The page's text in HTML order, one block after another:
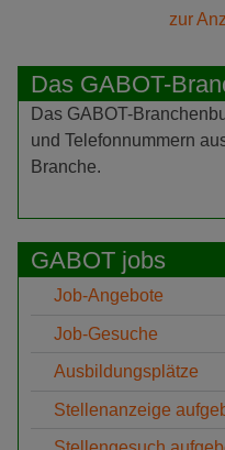
zur
Das GABOT-
Das GABOT-
und Telefonnummern
Branche.
GABOT jobs
Job-Angebote
Job-Gesuche
Ausbildungsplätze
Stellenanzeige